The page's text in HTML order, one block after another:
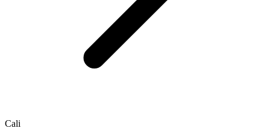
Cali